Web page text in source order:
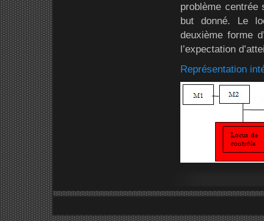
problème centrée
but donné. Le
deuxième forme
l’expectation
Représentation